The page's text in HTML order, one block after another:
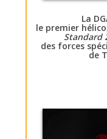
La
le premier
Standard
des forces
de